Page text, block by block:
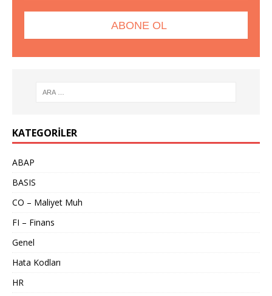
KATEGORILER
ABAP
BASIS
CO – Maliyet Muh
FI – Finans
Genel
Hata Kodları
HR